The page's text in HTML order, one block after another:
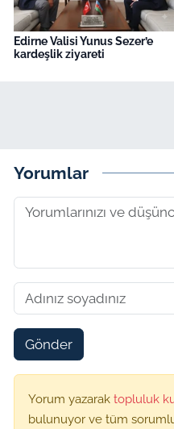
Edirne Valisi Yunus Sezer’e
kardeşlik ziyareti
Yorumlar
Gönder
Yorum yazarak topluluk
bulunuyor ve tüm